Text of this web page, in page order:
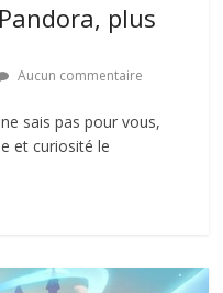
plus
Aucun commentaire
sais pas pour vous,
et curiosité le